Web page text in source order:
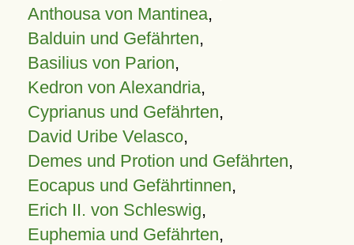
Anthousa von Mantinea,
Balduin und Gefährten,
Basilius von Parion,
Kedron von Alexandria,
Cyprianus und Gefährten,
David Uribe Velasco,
Demes und Protion und Gefährten,
Eocapus und Gefährtinnen,
Erich II. von Schleswig,
Euphemia und Gefährten,